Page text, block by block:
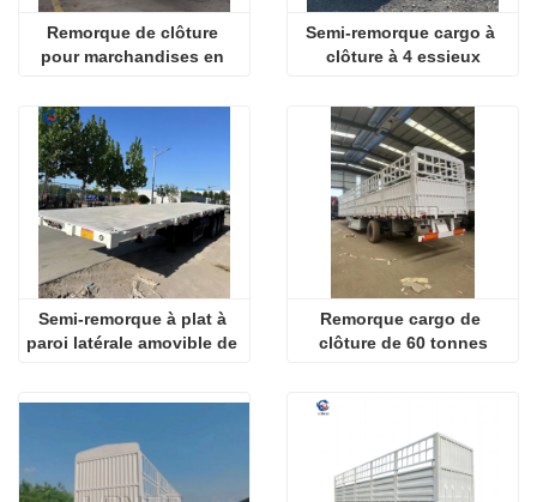
Remorque de clôture
pour marchandises en
Semi-remorque cargo à
clôture à 4 essieux
Semi-remorque à plat à
paroi latérale amovible de
Remorque cargo de
clôture de 60 tonnes